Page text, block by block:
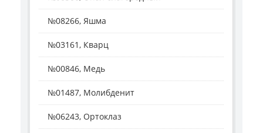
№08266, Яшма
№03161, Кварц
№00846, Медь
№01487, Молибденит
№06243, Ортоклаз